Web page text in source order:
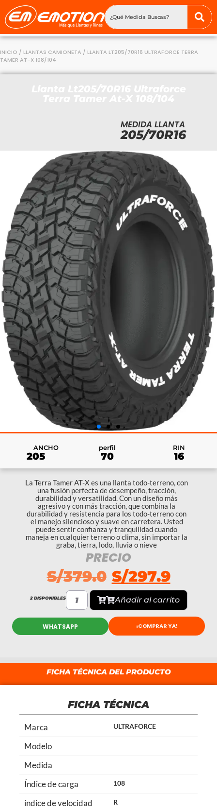
INICIO / LLANTAS CAMIONETA / LLANTA LT205/70R16 ULTRAFORCE TERRA
TAMER AT-X 108/104
MEDIDA LLANTA
205/70R16
ANCHO
205
perfil
70
RIN
16
La Terra Tamer AT-X es una llanta todo-terreno, con
una fusión perfecta de desempeño, tracción,
durabilidad y versatilidad. Con un diseño más
agresivo y con más tracción, que combina la
durabilidad y resistencia para los todo-terreno con
el manejo silencioso y suave en carretera. Usted
puede sentir confianza y tranquilidad cuando
maneja en cualquier terreno o clima, sin importar la
graba, tierra, lodo, lluvia o nieve
PRECIO
S/379.0 S/297.9
2 DISPONIBLES Añadir al carrito
WHATSAPP ¡COMPRAR YA!
FICHA TÉCNICA DEL PRODUCTO
FICHA TÉCNICA
Marca ULTRAFORCE
Modelo
Medida
Índice de carga
108
índice de velocidad R